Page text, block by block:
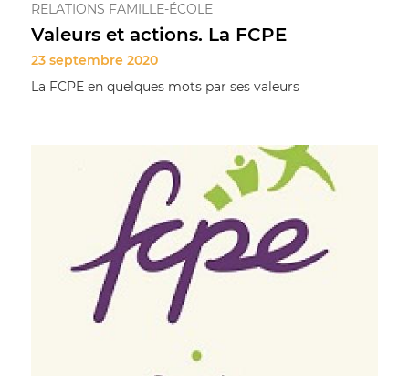
RELATIONS FAMILLE-ÉCOLE
Valeurs et actions. La FCPE
23 septembre 2020
La FCPE en quelques mots par ses valeurs